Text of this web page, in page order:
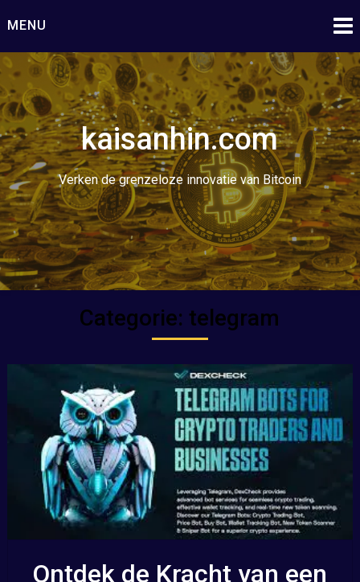
naar
inhoud
MENU
kaisanhin.com
Verken de grenzeloze innovatie van Bitcoin
Categorie:telegram
Ontdek de Kracht van een